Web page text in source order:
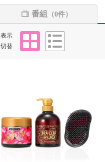
番組 （0件）
表示
切替
タイル